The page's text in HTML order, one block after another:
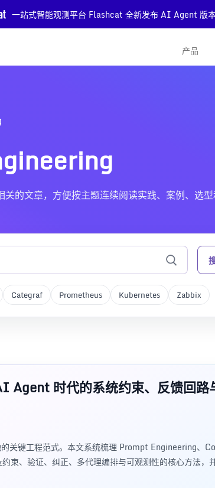
一站式智能观测平台 Flashcat 全新发布 AI Agent 版
产品
文章，方便按主题连续阅读实践、案例、选型
Categraf Prometheus Kubernetes Zabbix
Agent 时代的系统约束、反馈回路
关键工程范式。本文系统梳理 Prompt Engineering、
束、验证、纠正、多代理编排与可观测性的核心方法，